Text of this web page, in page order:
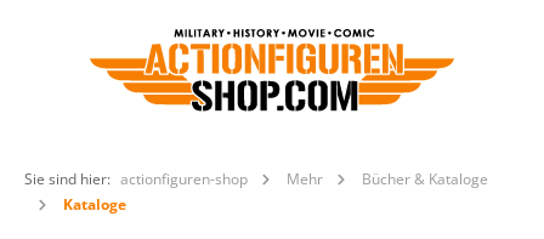
Sie sind hier: actionfiguren-shop Mehr
Bücher & Kataloge
Kataloge